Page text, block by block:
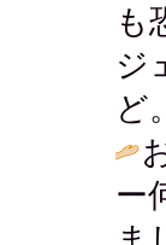
も
ジ
ど
ー